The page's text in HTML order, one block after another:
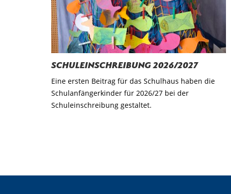
Schuleinschreibung 2026/2027
Eine ersten Beitrag für das Schulhaus haben die
Schulanfängerkinder für 2026/27 bei der
Schuleinschreibung gestaltet.